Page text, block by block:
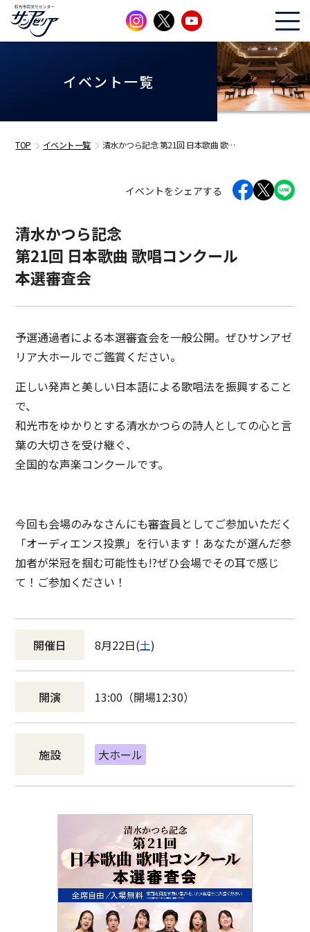
イベント一覧
TOP イベント一覧 清水かつら記念 第21回 日本歌曲 歌…
イベントをシェアする
清水かつら記念
第21回 日本歌曲 歌唱コンクール
本選審査会
予選通過者による本選審査会を一般公開。ぜひサンアゼ
リア大ホールでご鑑賞ください。
正しい発声と美しい日本語による歌唱法を振興すること
で、
和光市をゆかりとする清水かつらの詩人としての心と言
葉の大切さを受け継ぐ、
全国的な声楽コンクールです。
今回も会場のみなさんにも審査員としてご参加いただく
「オーディエンス投票」を行います！あなたが選んだ参
加者が栄冠を掴む可能性も!?ぜひ会場でその耳で感じ
て！ご参加ください！
開催日 8月22日(土)
開演 13:00（開場12:30）
施設 大ホール